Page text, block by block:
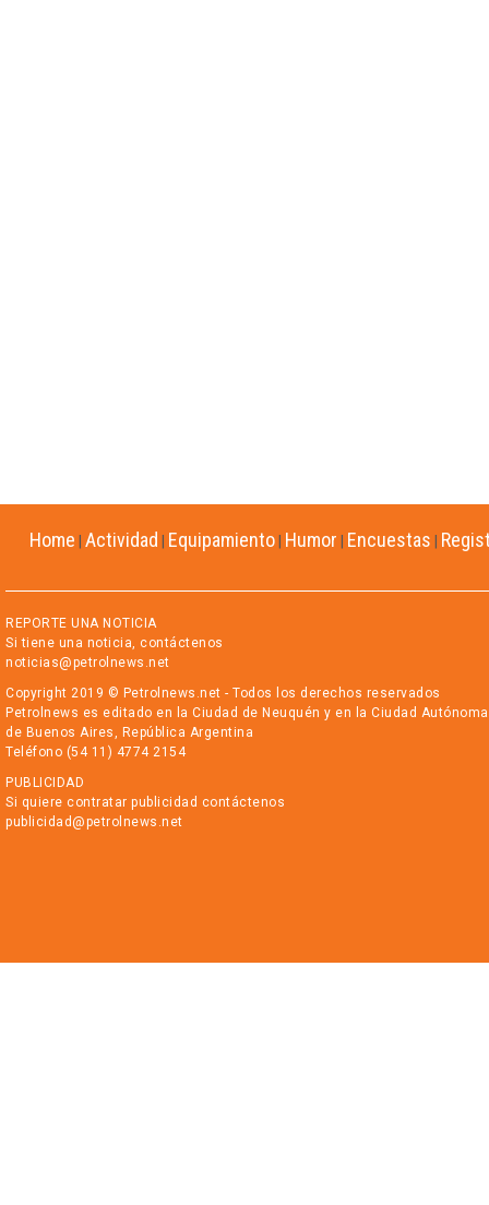
Home Actividad Equipamiento Humor Encuestas
REPORTE UNA NOTICIA
Si tiene una noticia, contáctenos
noticias@petrolnews.net
Copyright 2019 © Petrolnews.net - Todos los derechos reservados
Petrolnews es editado en la Ciudad de Neuquén y en la Ciudad Autónoma
de Buenos Aires, República Argentina
Teléfono (54 11) 4774 2154
PUBLICIDAD
Si quiere contratar publicidad contáctenos
publicidad@petrolnews.net